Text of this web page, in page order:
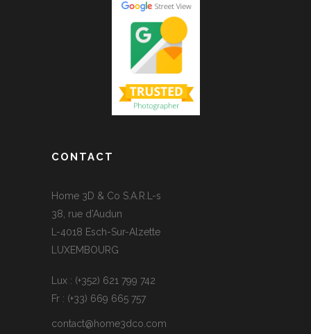
CONTACT
Home 3D & Co S.A.R.L-s
38, rue d’Audun
L-4018 Esch-Sur-Alzette
LUXEMBOURG
Lux : (+352) 621 799 742
Fr : (+33) 669 665 757
contact@home3dco.com